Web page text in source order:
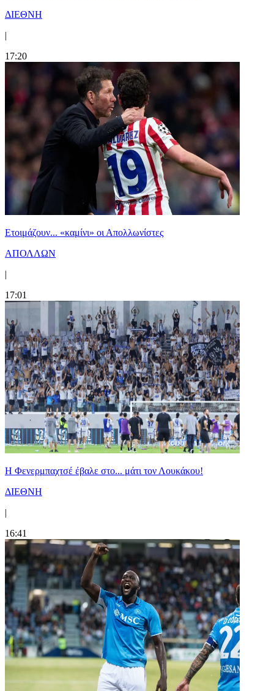
ΔΙΕΘΝΗ
|
17:20
Ετοιμάζουν... «καμίνι» οι Απολλωνίστες
ΑΠΟΛΛΩΝ
|
17:01
Η Φενερμπαχτσέ έβαλε στο... μάτι τον Λουκάκου!
ΔΙΕΘΝΗ
|
16:41